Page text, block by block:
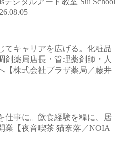
てキャリアを広げる。化粧品
剤薬局店長・管理薬剤師・人
【株式会社プラザ薬局／藤井
仕事に。飲食経験を糧に、居
業【夜音喫茶 猫奈落／NOIA